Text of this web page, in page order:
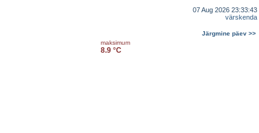
07 Aug 2026 23:33:43
värskenda
Järgmine päev >>
maksimum
8.9 °C